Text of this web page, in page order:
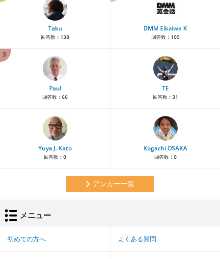
Taku
回答数： 138
DMM Eikaiwa K
回答数： 109
3
Paul
回答数： 66
TE
回答数： 31
Yuya J. Kato
回答数： 0
Kogachi OSAKA
回答数： 0
アンカー一覧
メニュー
初めての方へ よくある質問